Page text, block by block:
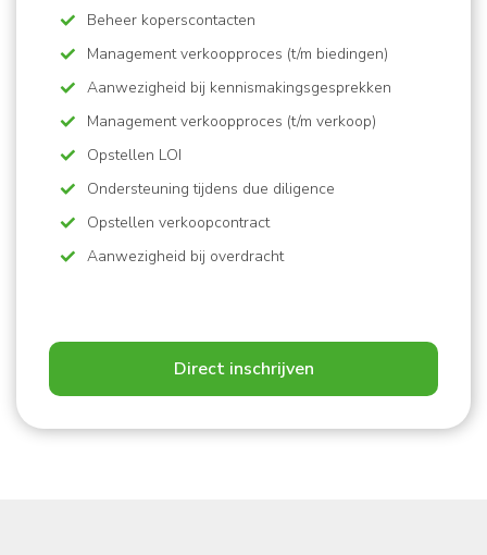
Beheer koperscontacten
Management verkoopproces (t/m biedingen)
​​​​​​Aanwezigheid bij kennismakingsgesprekken
Management verkoopproces (t/m verkoop)
Opstellen LOI
Ondersteuning tijdens due diligence
Opstellen verkoopcontract
Aanwezigheid bij overdracht
Direct inschrijven